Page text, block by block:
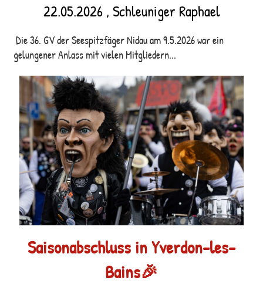
22.05.2026, Schleuniger Raphael
Die 36. GV der Seespitzfäger Nidau am 9.5.2026 war ein
gelungener Anlass mit vielen Mitgliedern...
Saisonabschluss in Yverdon-les-
Bains🎉